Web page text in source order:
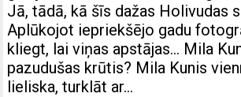
Jā, tādā, kā šīs dažas Holivudas
Aplūkojot iepriekšējo gadu
kliegt, lai viņas apstājas… Mila
pazudušas krūtis? Mila Kunis
lieliska, turklāt ar…